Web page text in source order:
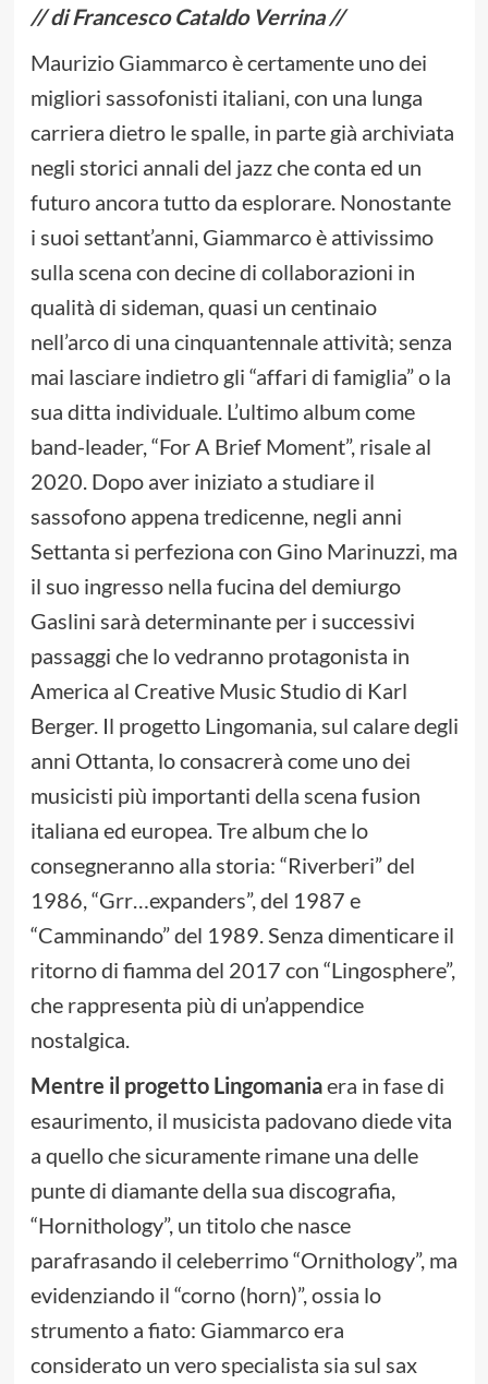
// di Francesco Cataldo Verrina //
Maurizio Giammarco è certamente uno dei
migliori sassofonisti italiani, con una lunga
carriera dietro le spalle, in parte già archiviata
negli storici annali del jazz che conta ed un
futuro ancora tutto da esplorare. Nonostante
i suoi settant’anni, Giammarco è attivissimo
sulla scena con decine di collaborazioni in
qualità di sideman, quasi un centinaio
nell’arco di una cinquantennale attività; senza
mai lasciare indietro gli “affari di famiglia” o la
sua ditta individuale. L’ultimo album come
band-leader, “For A Brief Moment”, risale al
2020. Dopo aver iniziato a studiare il
sassofono appena tredicenne, negli anni
Settanta si perfeziona con Gino Marinuzzi, ma
il suo ingresso nella fucina del demiurgo
Gaslini sarà determinante per i successivi
passaggi che lo vedranno protagonista in
America al Creative Music Studio di Karl
Berger. Il progetto Lingomania, sul calare degli
anni Ottanta, lo consacrerà come uno dei
musicisti più importanti della scena fusion
italiana ed europea. Tre album che lo
consegneranno alla storia: “Riverberi” del
1986, “Grr…expanders”, del 1987 e
“Camminando” del 1989. Senza dimenticare il
ritorno di fiamma del 2017 con “Lingosphere”,
che rappresenta più di un’appendice
nostalgica.
Mentre il progetto Lingomaniaera in fase di
esaurimento, il musicista padovano diede vita
a quello che sicuramente rimane una delle
punte di diamante della sua discografia,
“Hornithology”, un titolo che nasce
parafrasando il celeberrimo “Ornithology”, ma
evidenziando il “corno (horn)”, ossia lo
strumento a fiato: Giammarco era
considerato un vero specialista sia sul sax